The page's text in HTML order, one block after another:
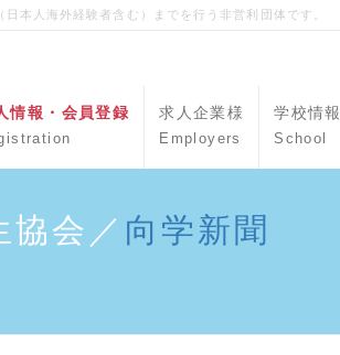
本人海外経験者含む）までを行う非営利団体です。
情報・会員登録 求人企業様
Employers
学校情報
School
協会／ 向学新聞